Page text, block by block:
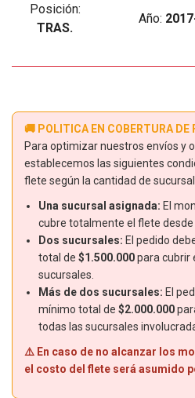
Posición:
TRAS.
Año:
🚚 POLITICA EN COBERTURA DE
Para optimizar nuestros envíos y
establecemos las siguientes
flete según la cantidad de
Una sucursal asignada: El
cubre totalmente el flete desde
Dos sucursales: El pedido
total de $1.500.000para cubrir
sucursales.
Más de dos sucursales: El
mínimo total de $2.000.000
todas las sucursales
⚠️ En caso de no alcanzar los
el costo del flete será asumido